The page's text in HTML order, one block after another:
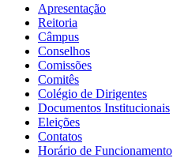
Apresentação
Reitoria
Câmpus
Conselhos
Comissões
Comitês
Colégio de Dirigentes
Documentos Institucionais
Eleições
Contatos
Horário de Funcionamento